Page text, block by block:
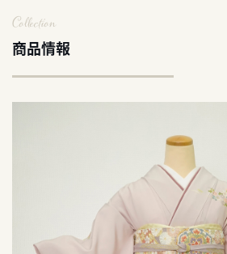
Collection
商品情報